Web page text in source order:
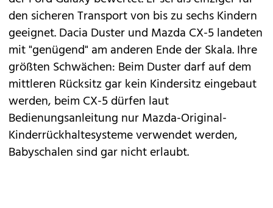
den sicheren Transport von bis zu sechs Kindern
geeignet. Dacia Dusterund Mazda CX-5 landeten
mit "genügend" am anderen Ende der Skala. Ihre
größten Schwächen: Beim Duster darf auf dem
mittleren Rücksitz gar kein Kindersitz eingebaut
werden, beim CX-5dürfen laut
Bedienungsanleitung nur Mazda-Original-
Kinderrückhaltesysteme verwendet werden,
Babyschalen sind gar nicht erlaubt.